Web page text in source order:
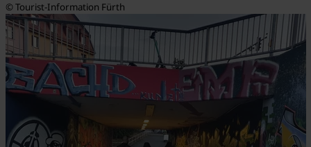
© Tourist-Information Fürth